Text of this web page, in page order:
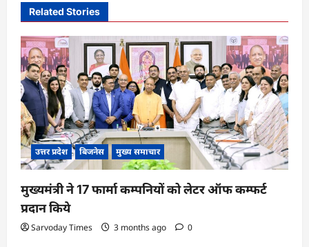
g
a
t
i
o
n
Related Stories
उत्तर प्रदेश बिजनेस मुख्य समाचार
मुख्यमंत्री ने 17 फार्मा कम्पनियों को लेटर ऑफ कम्फर्ट
प्रदान किये
Sarvoday Times 3 months ago 0